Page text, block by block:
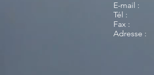
E-mail :
Tél :
Fax :
Adresse :